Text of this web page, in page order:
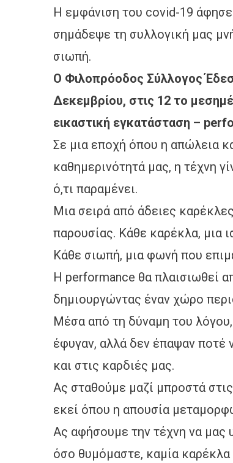
Η εμφάνιση του covid-19
σημάδεψε τη συλλογική μας
σιωπή.
Ο Φιλοπρόοδος Σύλλογος
Δεκεμβρίου, στις 12 το
εικαστική εγκατάσταση –
Σε μια εποχή όπου η απώλεια
καθημερινότητά μας, η τέχνη
ό,τι παραμένει.
Μια σειρά από άδειες
παρουσίας. Κάθε καρέκλα, μια
Κάθε σιωπή, μια φωνή που
Η performance θα πλαισιωθεί
δημιουργώντας έναν χώρο
Μέσα από τη δύναμη του
έφυγαν, αλλά δεν έπαψαν ποτέ
και στις καρδιές μας.
Ας σταθούμε μαζί μπροστά
εκεί όπου η απουσία
Ας αφήσουμε την τέχνη να μας
όσο θυμόμαστε, καμία καρέκλα